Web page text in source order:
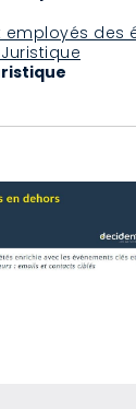
employés des